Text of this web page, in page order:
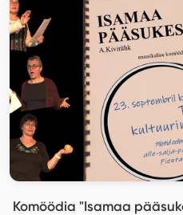
Komöödia "Isamaa